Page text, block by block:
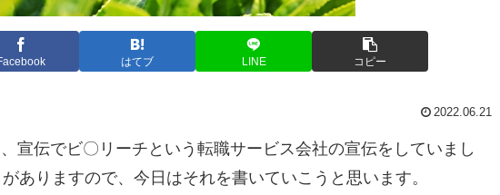
はてブ LINE コピー
2022.06.21
宣伝でビ〇リーチという転職サービス会社の宣伝をしていまし
ありますので、今日はそれを書いていこうと思います。